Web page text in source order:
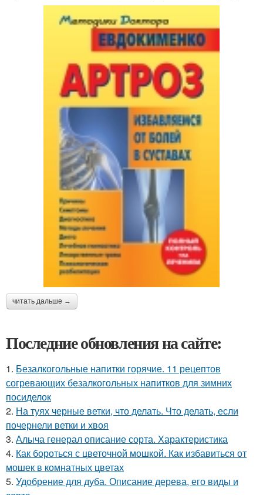
читать дальше →
Последние обновления на сайте:
1. Безалкогольные напитки горячие. 11 рецептов
согревающих безалкогольных напитков для зимних
посиделок
2. На туях черные ветки, что делать. Что делать, если
почернели ветки и хвоя
3. Алыча генерал описание сорта. Характеристика
4. Как бороться с цветочной мошкой. Как избавиться от
мошек в комнатных цветах
5. Удобрение для дуба. Описание дерева, его виды и